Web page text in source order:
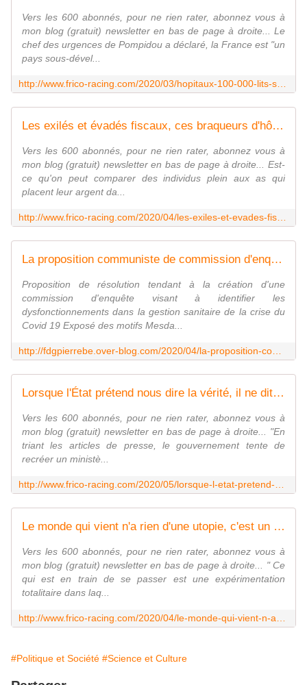
Vers les 600 abonnés, pour ne rien rater, abonnez vous à
mon blog (gratuit) newsletter en bas de page à droite... Le
chef des urgences de Pompidou a déclaré, la France est "un
pays sous-dével...
Les exilés et évadés fiscaux, ces braqueurs d'hôpitaux (et d'écoles) - frico-racing-passion moto
Vers les 600 abonnés, pour ne rien rater, abonnez vous à
mon blog (gratuit) newsletter en bas de page à droite... Est-
ce qu'on peut comparer des individus plein aux as qui
placent leur argent da...
La proposition communiste de commission d'enquête sur la gestion sanitaire du Covid-19 - Les communistes de Pierre Bénite et leurs amis !
Proposition de résolution tendant à la création d'une
commission d'enquête visant à identifier les
dysfonctionnements dans la gestion sanitaire de la crise du
Covid 19 Exposé des motifs Mesda...
Lorsque l'État prétend nous dire la vérité, il ne dit que "sa" vérité... ou ses mensonges..." - frico-racing-passion moto
Vers les 600 abonnés, pour ne rien rater, abonnez vous à
mon blog (gratuit) newsletter en bas de page à droite... "En
triant les articles de presse, le gouvernement tente de
recréer un ministè...
Le monde qui vient n'a rien d'une utopie, c'est un cauchemar ! - frico-racing-passion moto
Vers les 600 abonnés, pour ne rien rater, abonnez vous à
mon blog (gratuit) newsletter en bas de page à droite... " Ce
qui est en train de se passer est une expérimentation
totalitaire dans laq...
#Politique et Société #Science et Culture